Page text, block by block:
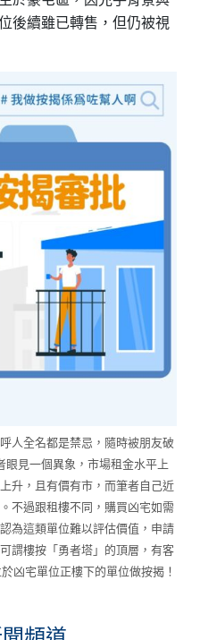
後續雖已轉售，但仍被視
人全名都是禁忌，隨時被朋友破
眼見一個異象，市場租金水平上
升，且有價有市，而筆者自己近
不過跟租樓不同，購買凶宅如需
為這類單位難以評估價值，申請
謂樓按「勇者塔」的頂層，有客
凶宅單位正樓下的單位做按揭！